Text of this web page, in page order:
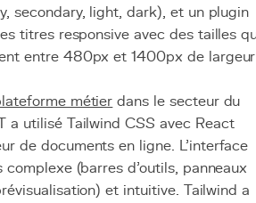
secondary, light, dark), et un plugin
titres responsive avec des tailles
entre 480px et 1400px de largeur
métier dans le secteur du
a utilisé Tailwind CSS avec React
de documents en ligne. L'interface
(barres d'outils, panneaux
et intuitive. Tailwind a